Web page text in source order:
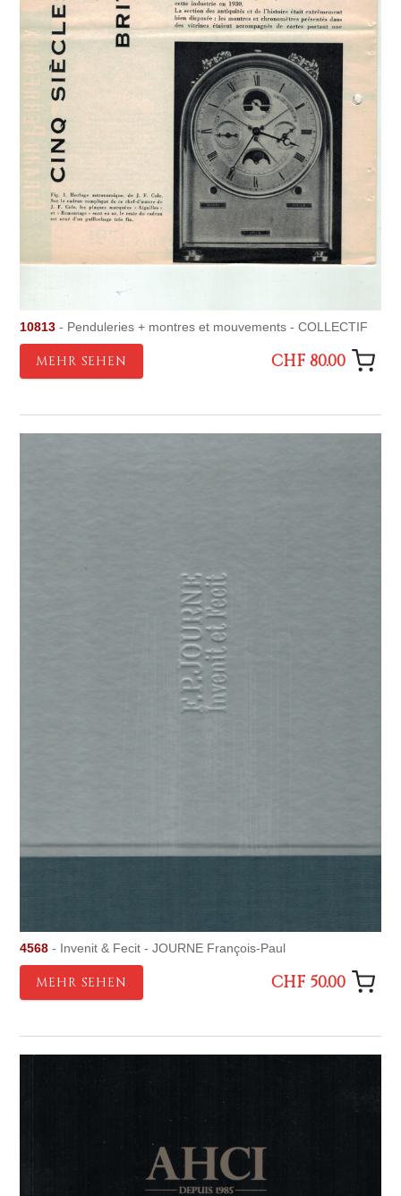
10813 - Penduleries + montres et mouvements - COLLECTIF
MEHR SEHEN CHF 80.00
4568 - Invenit & Fecit - JOURNE François-Paul
MEHR SEHEN CHF 50.00